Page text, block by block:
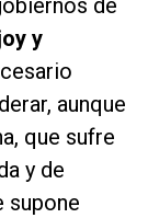
de
y
aunque
que sufre
y de
supone